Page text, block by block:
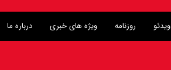
ویدئو روزنامه ویژه های خبری درباره ما